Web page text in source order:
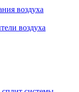
воздуха
воздуха